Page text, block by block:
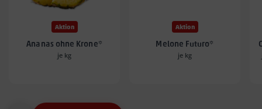
Aktion
Ananas ohne Krone*
je kg
Aktion
Melone Futuro*
je kg